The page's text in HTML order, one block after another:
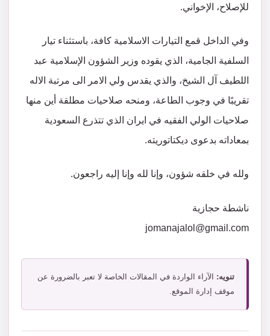
للإصلاح، الإخواني.
وفي الداخل قمع التيارات الاسلامية كافة، باستثناء تيار
السلفية الجامية، الذي يقوده وزير الشؤون الإسلامية عبد
اللطيف آل الشيخ، والذي يقدس ولي الامر الى مرتبة الاله
تقريبًا في وجوب الطاعة، ومنحه صلاحيات مطلقة أين منها
صلاحيات الولي الفقيه في ايران الذي تتذرع السعودية
بمعاداته بدعوى ديكتاتوريته.
ولله في خلقه شؤون، وإنا لله وإنا إليه راجعون.
ناشطة حجازية
jomanajalol@gmail.com
تنويه: الآراء الواردة في المقالات الخاصة لا تعبر بالضرورة عن
موقف إدارة الموقع.